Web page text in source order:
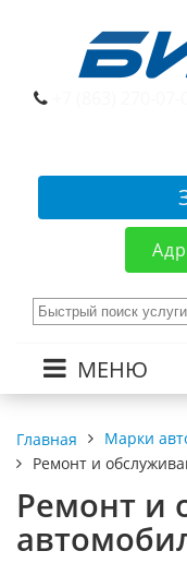
МЕНЮ
Главная
Марки
Ремонт и
Ремонт и